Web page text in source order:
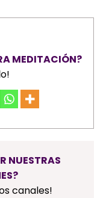
MEDITACIÓN?
NUESTRAS
canales!